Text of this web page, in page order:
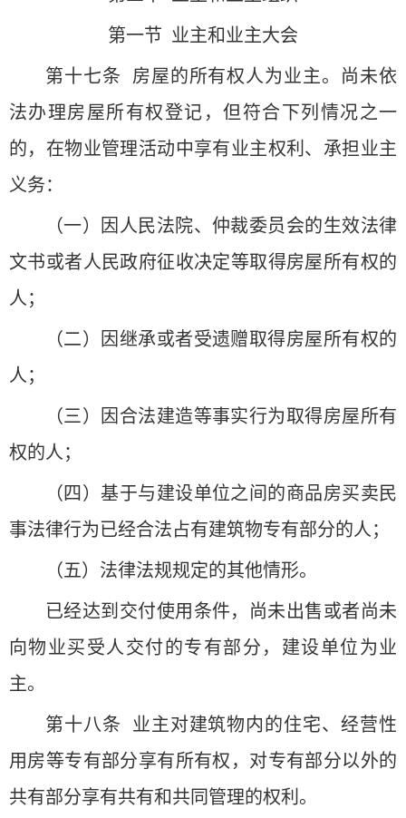
第一节 业主和业主大会
第十七条 房屋的所有权人为业主。尚未依
法办理房屋所有权登记，但符合下列情况之一
的，在物业管理活动中享有业主权利、承担业主
义务：
（一）因人民法院、仲裁委员会的生效法律
文书或者人民政府征收决定等取得房屋所有权的
人；
（二）因继承或者受遗赠取得房屋所有权的
人；
（三）因合法建造等事实行为取得房屋所有
权的人；
（四）基于与建设单位之间的商品房买卖民
事法律行为已经合法占有建筑物专有部分的人；
（五）法律法规规定的其他情形。
已经达到交付使用条件，尚未出售或者尚未
向物业买受人交付的专有部分，建设单位为业
主。
第十八条 业主对建筑物内的住宅、经营性
用房等专有部分享有所有权，对专有部分以外的
共有部分享有共有和共同管理的权利。